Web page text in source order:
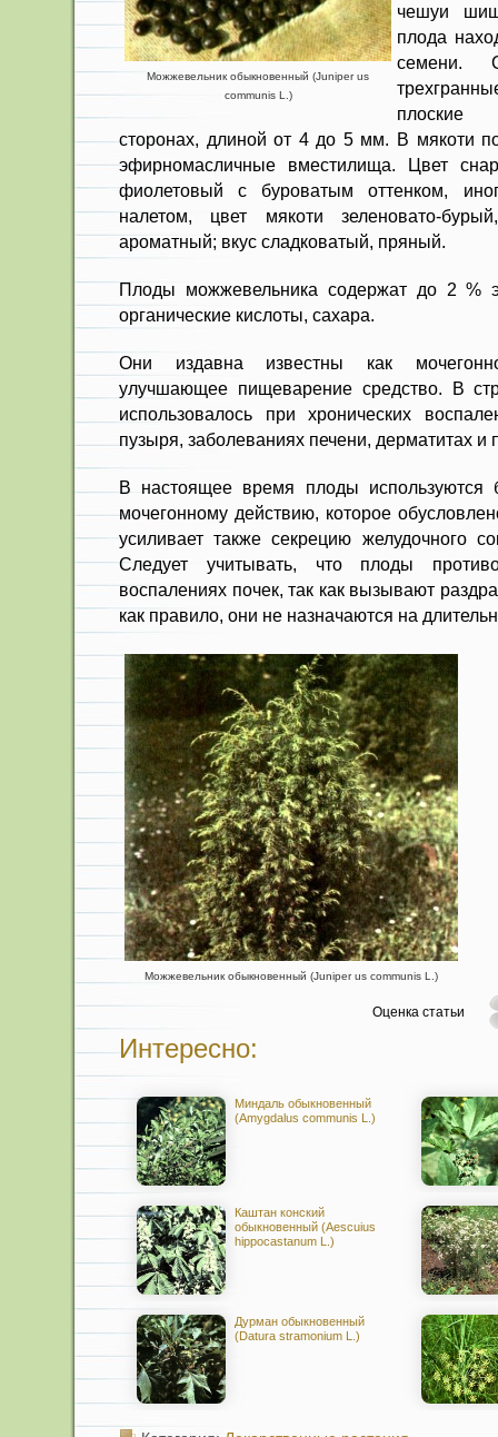
Можжевельник обыкновенный (Juniper us
communis L.)
чешуи
плода
семени.
плоские
сторонах, длиной от 4 до 5 мм. В мякоти
эфирномасличные вместилища. Цвет
фиолетовый с буроватым оттенком,
налетом, цвет мякоти зеле­новато-
ароматный; вкус сладковатый, пряный.
Плоды можжевельника содержат до 2 %
орга­нические кислоты, сахара.
Они издавна известны как
улучшающее пищеварение средство. В
использовалось при хронических
пузыря, заболеваниях печени, дер­матитах и
В настоящее время плоды используются
мочегонному действию, которое
усиливает также секрецию желудочного
Следует учитывать, что плоды
воспалениях почек, так как вызывают
как правило, они не назначаются на
Можжевельник обыкновенный (Juniper us communis L.)
Оценка статьи
Интересно:
Миндаль обыкновенный
(Amygdalus communis L.)
Каштан конский
обыкновенный (Aescuius
hippocastanum L.)
Дурман обыкновенный
(Datura stramonium L.)